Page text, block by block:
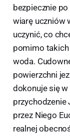
bezpiecznie
wiarę uczniów
uczynić, co
pomimo takich
woda.
powierzchni
dokonuje się
przychodzenie
przez Niego
realnej